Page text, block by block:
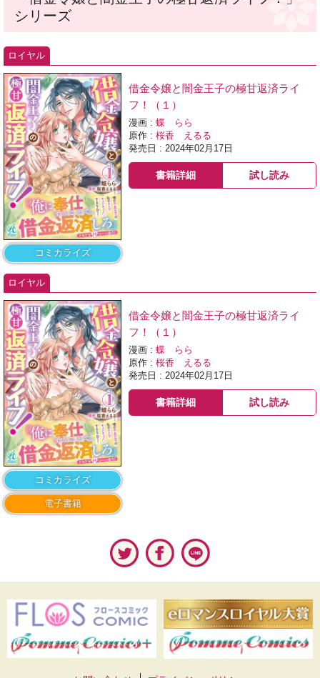
シリーズ
ロイヤル
コミカライズ
借金令嬢と闇金王子の極甘返済ライ
フ！（１）
漫画 :蝶 らら
原作 :桜香 えるる
発売日 : 2024年02月17日
書籍詳細 試し読み
ロイヤル
コミカライズ
電子書籍
借金令嬢と闇金王子の極甘返済ライ
フ！（１）
漫画 :蝶 らら
原作 :桜香 えるる
発売日 : 2024年02月17日
書籍詳細 試し読み